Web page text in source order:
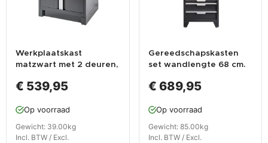
Werkplaatskast
matzwart met 2 deuren,
en kraan.
€ 539,95
Op voorraad
Gewicht: 39.00kg
Incl. BTW / Excl.
Gereedschapskasten
set wandlengte 68 cm.
werkblad, 7 laden kast,
gereedschapsbord
€ 689,95
Op voorraad
Gewicht: 85.00kg
Incl. BTW / Excl.